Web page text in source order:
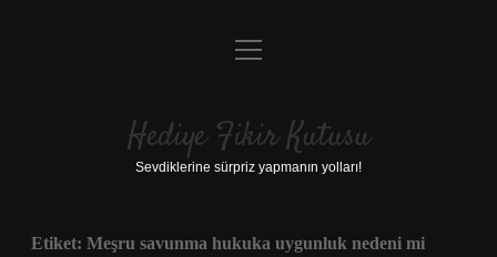
Anasayfa
Yasal Uyarı
menüyü
Hediye Fikir Kutusu
Sevdiklerine sürpriz yapmanın yolları!
Etiket: Meşru savunma hukuka uygunluk nedeni mi